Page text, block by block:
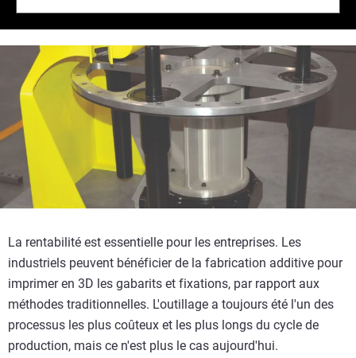
La rentabilité est essentielle pour les entreprises. Les
industriels peuvent bénéficier de la fabrication additive pour
imprimer en 3D les gabarits et fixations, par rapport aux
méthodes traditionnelles. L'outillage a toujours été l'un des
processus les plus coûteux et les plus longs du cycle de
production, mais ce n'est plus le cas aujourd'hui.